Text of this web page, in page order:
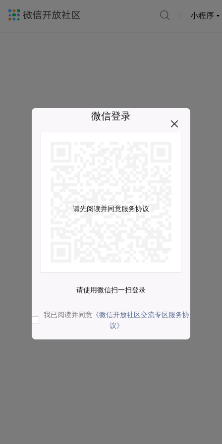
小程序
微信登录
请先阅读并同意服务协议
请使用微信扫一扫登录
我已阅读并同意 《微信开放社区交流专区服务协
议》